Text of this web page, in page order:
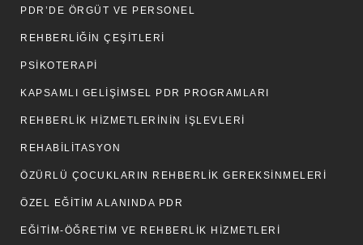
PDR’DE ÖRGÜT VE PERSONEL
REHBERLIĞIN ÇEŞITLERI
PSIKOTERAPI
KAPSAMLI GELIŞIMSEL PDR PROGRAMLARI
REHBERLIK HIZMETLERININ İŞLEVLERI
REHABILITASYON
ÖZÜRLÜ ÇOCUKLARIN REHBERLIK GEREKSINMELERI
ÖZEL EĞITIM ALANINDA PDR
EĞITIM-ÖĞRETIM VE REHBERLIK HIZMETLERI